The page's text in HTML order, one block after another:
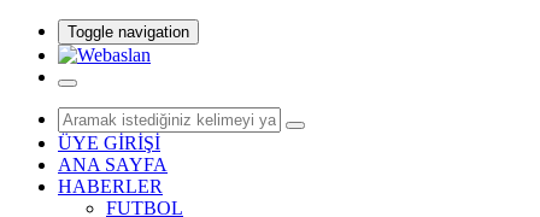
Toggle navigation
ÜYE GİRİŞİ
ANA SAYFA
HABERLER
FUTBOL